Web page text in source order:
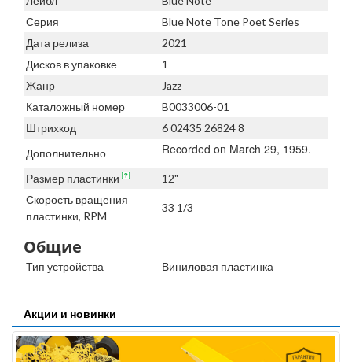
Серия
Blue Note Tone Poet Series
Дата релиза
2021
Дисков в упаковке
1
Жанр
Jazz
Каталожный номер
B0033006-01
Штрихкод
6 02435 26824 8
Дополнительно
Recorded on March 29, 1959.
Размер пластинки
12"
Скорость вращения
пластинки, RPM
33 1/3
Общие
Тип устройства Виниловая пластинка
Акции и новинки